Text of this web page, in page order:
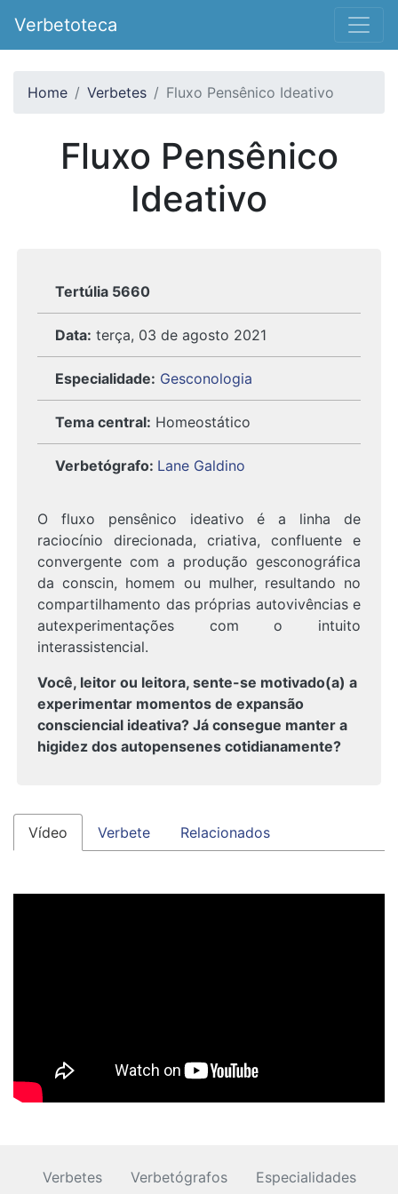
Verbetoteca
Home Verbetes Fluxo Pensênico Ideativo
Fluxo Pensênico
Ideativo
Tertúlia 5660
Data: terça, 03 de agosto 2021
Especialidade: Gesconologia
Tema central: Homeostático
Verbetógrafo: Lane Galdino
O fluxo pensênico ideativo é a linha de
raciocínio direcionada, criativa, confluente e
convergente com a produção gesconográfica
da conscin, homem ou mulher, resultando no
compartilhamento das próprias autovivências e
autexperimentações com o intuito
interassistencial.
Você, leitor ou leitora, sente-se motivado(a) a
experimentar momentos de expansão
consciencial ideativa? Já consegue manter a
higidez dos autopensenes cotidianamente?
Vídeo Verbete Relacionados
Verbetes Verbetógrafos Especialidades